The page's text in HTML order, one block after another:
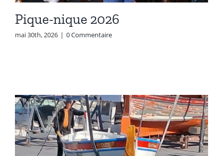
Pique-nique 2026
mai 30th, 2026 | 0 Commentaire